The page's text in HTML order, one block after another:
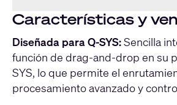
Características y
Diseñada para Q-SYS:Sencilla
función de drag-and-drop en su
SYS, lo que permite el
procesamiento avanzado y